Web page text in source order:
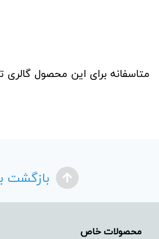
متاسفانه برای این محصول گالری
بازگشت
محصولات خاص